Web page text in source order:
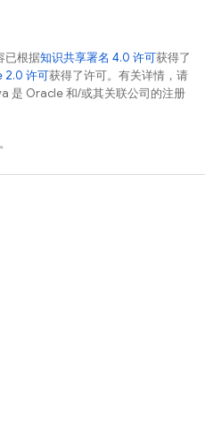
已根据知识共享署名 4.0 许可获得了
2.0 许可获得了许可。有关详情，请
是 Oracle 和/或其关联公司的注册